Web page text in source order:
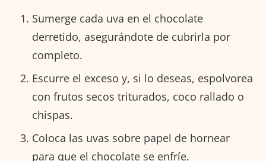
Sumerge cada uva en el chocolate
derretido, asegurándote de cubrirla por
completo.
Escurre el exceso y, si lo deseas, espolvorea
con frutos secos triturados, coco rallado o
chispas.
Coloca las uvas sobre papel de hornear
para que el chocolate se enfríe.